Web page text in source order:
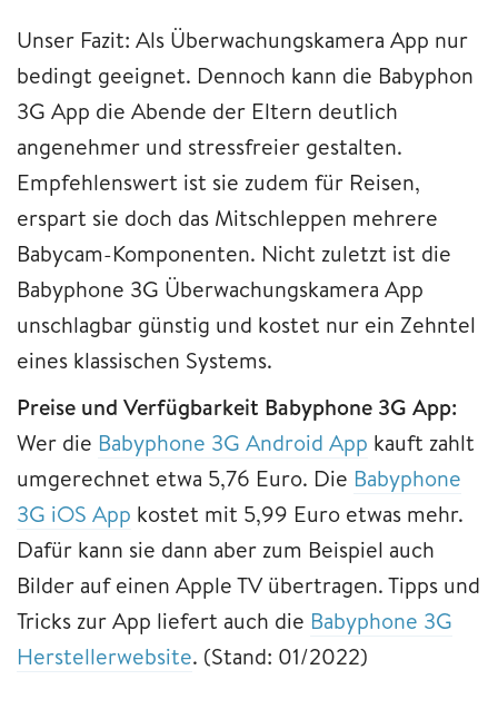
Unser Fazit: Als Überwachungskamera App nur
bedingt geeignet. Dennoch kann die Babyphon
3G App die Abende der Eltern deutlich
angenehmer und stressfreier gestalten.
Empfehlenswert ist sie zudem für Reisen,
erspart sie doch das Mitschleppen mehrere
Babycam-Komponenten. Nicht zuletzt ist die
Babyphone 3G Überwachungskamera App
unschlagbar günstig und kostet nur ein Zehntel
eines klassischen Systems.
Preise und Verfügbarkeit Babyphone 3G App:
Wer die Babyphone 3G Android App kauft zahlt
umgerechnet etwa 5,76 Euro. Die Babyphone
3G iOS App kostet mit 5,99 Euro etwas mehr.
Dafür kann sie dann aber zum Beispiel auch
Bilder auf einen Apple TV übertragen. Tipps und
Tricks zur App liefert auch die Babyphone 3G
Herstellerwebsite. (Stand: 01/2022)